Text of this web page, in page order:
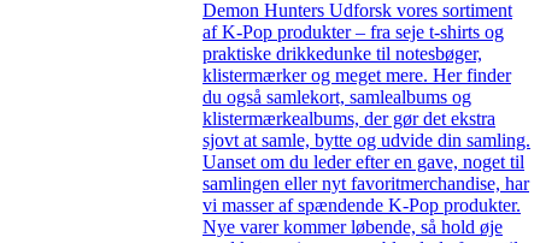
Demon Hunters Udforsk vores sortiment
af K-Pop produkter – fra seje t-shirts og
praktiske drikkedunke til notesbøger,
klistermærker og meget mere. Her finder
du også samlekort, samlealbums og
klistermærkealbums, der gør det ekstra
sjovt at samle, bytte og udvide din samling.
Uanset om du leder efter en gave, noget til
samlingen eller nyt favoritmerchandise, har
vi masser af spændende K-Pop produkter.
Nye varer kommer løbende, så hold øje